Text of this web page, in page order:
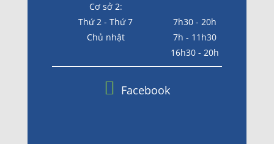
Cơ sở 2:
Thứ 2 - Thứ 7
7h30 - 20h
Chủ nhật
7h - 11h30
16h30 - 20h
Facebook